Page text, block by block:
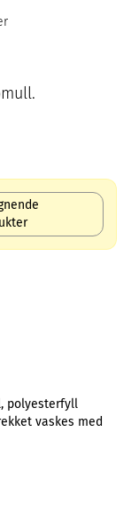
polyesterfyll
vaskes med